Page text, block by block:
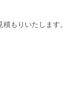
もりいたします。